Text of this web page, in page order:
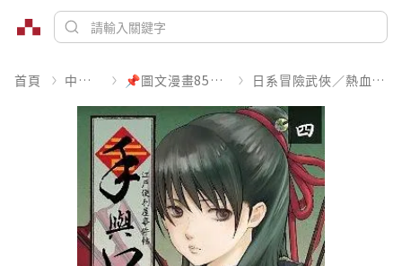
首頁 中文書 📌圖文漫畫85折起 日系冒險武俠／熱血運動